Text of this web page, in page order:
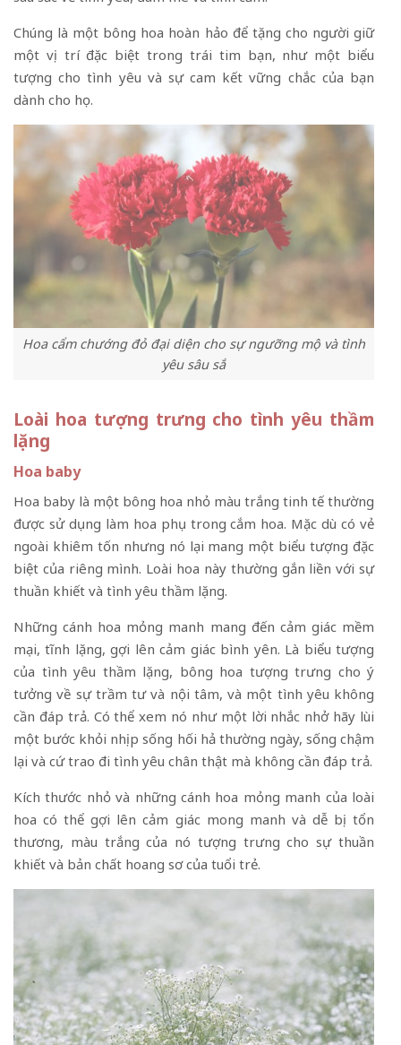
Chúng là một bông hoa hoàn hảo để tặng cho người giữ
một vị trí đặc biệt trong trái tim bạn, như một biểu
tượng cho tình yêu và sự cam kết vững chắc của bạn
dành cho họ.
Hoa cẩm chướng đỏ đại diện cho sự ngưỡng mộ và tình
yêu sâu sắ
Loài hoa tượng trưng cho tình yêu thầm
lặng
Hoa baby
Hoa baby là một bông hoa nhỏ màu trắng tinh tế thường
được sử dụng làm hoa phụ trong cắm hoa. Mặc dù có vẻ
ngoài khiêm tốn nhưng nó lại mang một biểu tượng đặc
biệt của riêng mình. Loài hoa này thường gắn liền với sự
thuần khiết và tình yêu thầm lặng.
Những cánh hoa mỏng manh mang đến cảm giác mềm
mại, tĩnh lặng, gợi lên cảm giác bình yên. Là biểu tượng
của tình yêu thầm lặng, bông hoa tượng trưng cho ý
tưởng về sự trầm tư và nội tâm, và một tình yêu không
cần đáp trả. Có thể xem nó như một lời nhắc nhở hãy lùi
một bước khỏi nhịp sống hối hả thường ngày, sống chậm
lại và cứ trao đi tình yêu chân thật mà không cần đáp trả.
Kích thước nhỏ và những cánh hoa mỏng manh của loài
hoa có thể gợi lên cảm giác mong manh và dễ bị tổn
thương, màu trắng của nó tượng trưng cho sự thuần
khiết và bản chất hoang sơ của tuổi trẻ.